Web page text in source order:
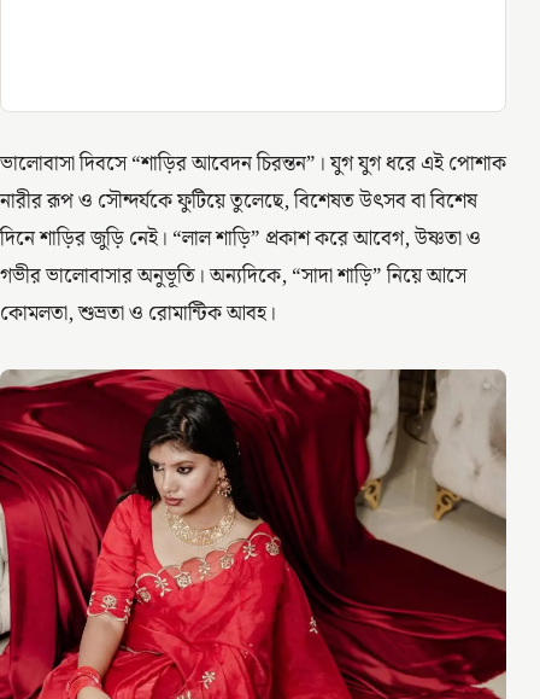
ভালোবাসা দিবসে “শাড়ির আবেদন চিরন্তন”। যুগ যুগ ধরে এই পোশাক
নারীর রূপ ও সৌন্দর্যকে ফুটিয়ে তুলেছে, বিশেষত উৎসব বা বিশেষ
দিনে শাড়ির জুড়ি নেই। “লাল শাড়ি” প্রকাশ করে আবেগ, উষ্ণতা ও
গভীর ভালোবাসার অনুভূতি। অন্যদিকে, “সাদা শাড়ি” নিয়ে আসে
কোমলতা, শুভ্রতা ও রোমান্টিক আবহ।